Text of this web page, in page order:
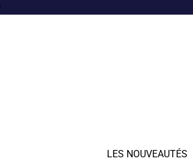
LES NOUVEAUTÉS